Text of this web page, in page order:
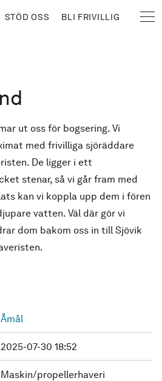
STÖD OSS BLI FRIVILLIG
ut oss för bogsering. Vi
med frivilliga sjöräddare
De ligger i ett
stenar, så vi går fram med
kan vi koppla upp dem i fören
vatten. Väl där gör vi
dom bakom oss in till Sjövik
Åmål
2025-07-30 18:52
Maskin/propellerhaveri